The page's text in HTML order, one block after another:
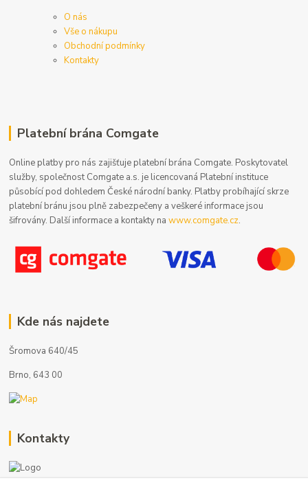
O nás
Vše o nákupu
Obchodní podmínky
Kontakty
Platební brána Comgate
Online platby pro nás zajišťuje platební brána Comgate. Poskytovatel
služby, společnost Comgate a.s. je licencovaná Platební instituce
působící pod dohledem České národní banky. Platby probíhající skrze
platební bránu jsou plně zabezpečeny a veškeré informace jsou
šifrovány. Další informace a kontakty nawww.comgate.cz.
Kde nás najdete
Šromova 640/45
Brno, 643 00
Kontakty